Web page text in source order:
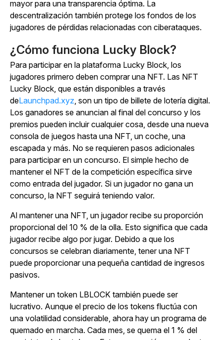
mayor para una transparencia óptima. La
descentralización también protege los fondos de los
jugadores de pérdidas relacionadas con ciberataques.
¿Cómo funciona Lucky Block?
Para participar en la plataforma Lucky Block, los
jugadores primero deben comprar una NFT. Las NFT
Lucky Block, que están disponibles a través
deLaunchpad.xyz, son un tipo de billete de lotería digital.
Los ganadores se anuncian al final del concurso y los
premios pueden incluir cualquier cosa, desde una nueva
consola de juegos hasta una NFT, un coche, una
escapada y más. No se requieren pasos adicionales
para participar en un concurso. El simple hecho de
mantener el NFT de la competición específica sirve
como entrada del jugador. Si un jugador no gana un
concurso, la NFT seguirá teniendo valor.
Al mantener una NFT, un jugador recibe su proporción
proporcional del 10 % de la olla. Esto significa que cada
jugador recibe algo por jugar. Debido a que los
concursos se celebran diariamente, tener una NFT
puede proporcionar una pequeña cantidad de ingresos
pasivos.
Mantener un token LBLOCK también puede ser
lucrativo. Aunque el precio de los tokens fluctúa con
una volatilidad considerable, ahora hay un programa de
quemado en marcha. Cada mes, se quema el 1 % del